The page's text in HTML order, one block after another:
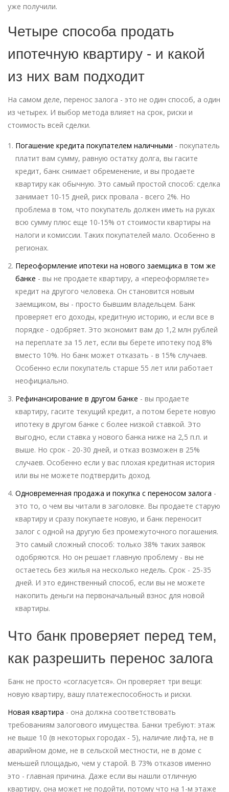
уже получили.
Четыре способа продать
ипотечную квартиру - и какой
из них вам подходит
На самом деле, перенос залога - это не один способ, а один
из четырех. И выбор метода влияет на срок, риски и
стоимость всей сделки.
Погашение кредита покупателем наличными - покупатель
платит вам сумму, равную остатку долга, вы гасите
кредит, банк снимает обременение, и вы продаете
квартиру как обычную. Это самый простой способ: сделка
занимает 10-15 дней, риск провала - всего 2%. Но
проблема в том, что покупатель должен иметь на руках
всю сумму плюс еще 10-15% от стоимости квартиры на
налоги и комиссии. Таких покупателей мало. Особенно в
регионах.
Переоформление ипотеки на нового заемщика в том же
банке - вы не продаете квартиру, а «переоформляете»
кредит на другого человека. Он становится новым
заемщиком, вы - просто бывшим владельцем. Банк
проверяет его доходы, кредитную историю, и если все в
порядке - одобряет. Это экономит вам до 1,2 млн рублей
на переплате за 15 лет, если вы берете ипотеку под 8%
вместо 10%. Но банк может отказать - в 15% случаев.
Особенно если покупатель старше 55 лет или работает
неофициально.
Рефинансирование в другом банке - вы продаете
квартиру, гасите текущий кредит, а потом берете новую
ипотеку в другом банке с более низкой ставкой. Это
выгодно, если ставка у нового банка ниже на 2,5 п.п. и
выше. Но срок - 20-30 дней, и отказ возможен в 25%
случаев. Особенно если у вас плохая кредитная история
или вы не можете подтвердить доход.
Одновременная продажа и покупка с переносом залога -
это то, о чем вы читали в заголовке. Вы продаете старую
квартиру и сразу покупаете новую, и банк переносит
залог с одной на другую без промежуточного погашения.
Это самый сложный способ: только 38% таких заявок
одобряются. Но он решает главную проблему - вы не
остаетесь без жилья на несколько недель. Срок - 25-35
дней. И это единственный способ, если вы не можете
накопить деньги на первоначальный взнос для новой
квартиры.
Что банк проверяет перед тем,
как разрешить перенос залога
Банк не просто «согласуется». Он проверяет три вещи:
новую квартиру, вашу платежеспособность и риски.
Новая квартира - она должна соответствовать
требованиям залогового имущества. Банки требуют: этаж
не выше 10 (в некоторых городах - 5), наличие лифта, не в
аварийном доме, не в сельской местности, не в доме с
меньшей площадью, чем у старой. В 73% отказов именно
это - главная причина. Даже если вы нашли отличную
квартиру, она может не подойти, потому что на 1-м этаже